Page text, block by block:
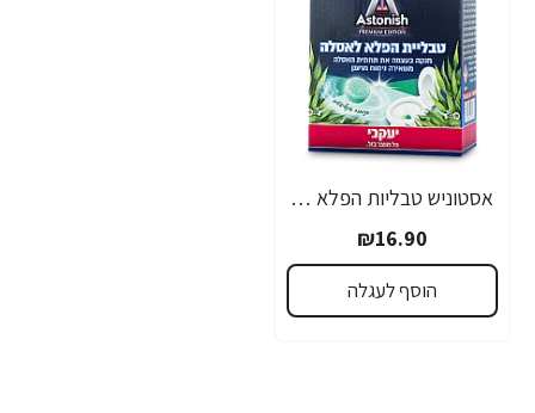
אסטוניש טבליות הפלא לאסלה בניחוח אקליפטוס 8 יחידות - מבית יעקבי
₪16.90
הוסף לעגלה